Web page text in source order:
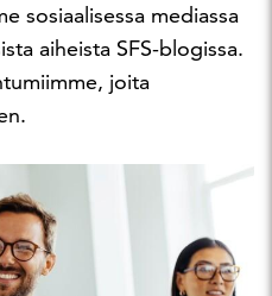
sosiaalisessa mediassa
aiheista SFS-blogissa.
joita